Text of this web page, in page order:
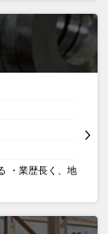
・業歴長く、地